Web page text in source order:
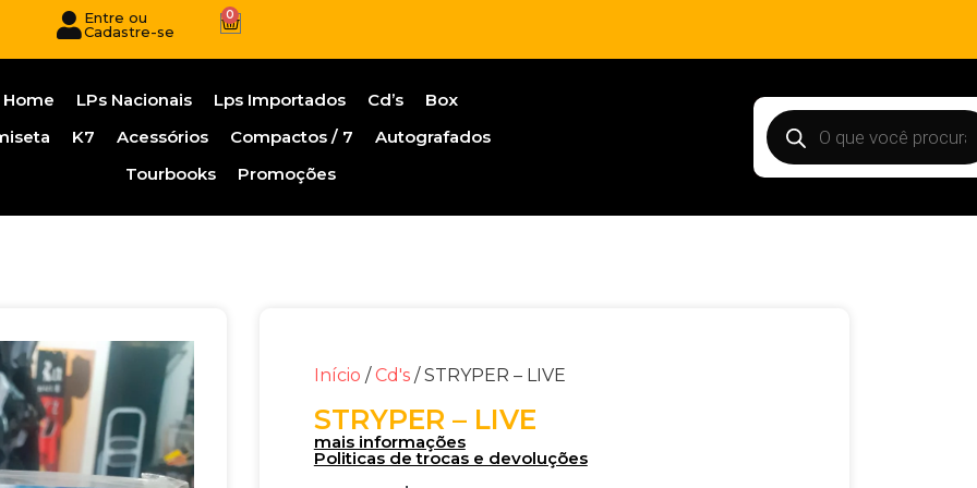
Entre ou
Cadastre-se
0
Home LPs Nacionais Lps Importados Cd’s
Box
K7 Acessórios Compactos / 7
Autografados
Tourbooks
Promoções
Início / Cd's/ STRYPER – LIVE
STRYPER – LIVE
mais informações
Politicas de trocas e devoluções